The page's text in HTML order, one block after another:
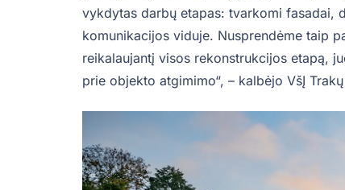
vykdytas darbų etapas: tvarkomi fasadai,
komunikacijos viduje. Nusprendėme taip
reikalaujantį visos rekonstrukcijos etapą,
prie objekto atgimimo“, – kalbėjo VšĮ